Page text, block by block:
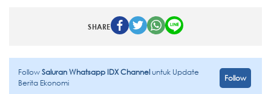
SHARE
FollowSaluran Whatsapp IDX Channeluntuk Update
Berita Ekonomi
Follow